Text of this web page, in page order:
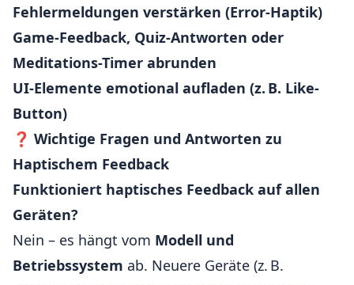
Fehlermeldungen verstärken (Error-Haptik)
Game-Feedback, Quiz-Antworten oder
Meditations-Timer abrunden
UI-Elemente emotional aufladen (z. B. Like-
Button)
❓ Wichtige Fragen und Antworten zu
Haptischem Feedback
Funktioniert haptisches Feedback auf allen
Geräten?
Nein – es hängt vom Modell und
Betriebssystem ab. Neuere Geräte (z. B.